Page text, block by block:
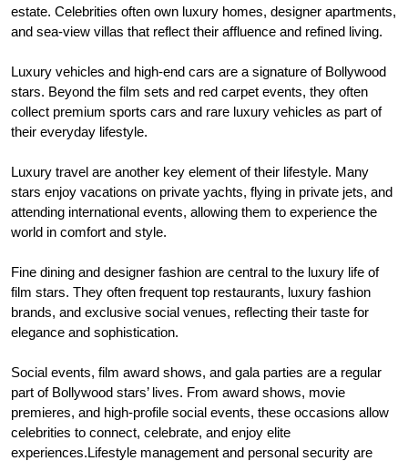
estate. Celebrities often own luxury homes, designer apartments,
and sea-view villas that reflect their affluence and refined living.
Luxury vehicles and high-end cars are a signature of Bollywood
stars. Beyond the film sets and red carpet events, they often
collect premium sports cars and rare luxury vehicles as part of
their everyday lifestyle.
Luxury travel are another key element of their lifestyle. Many
stars enjoy vacations on private yachts, flying in private jets, and
attending international events, allowing them to experience the
world in comfort and style.
Fine dining and designer fashion are central to the luxury life of
film stars. They often frequent top restaurants, luxury fashion
brands, and exclusive social venues, reflecting their taste for
elegance and sophistication.
Social events, film award shows, and gala parties are a regular
part of Bollywood stars’ lives. From award shows, movie
premieres, and high-profile social events, these occasions allow
celebrities to connect, celebrate, and enjoy elite
experiences.Lifestyle management and personal security are